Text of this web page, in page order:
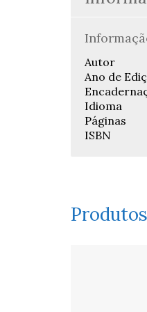
Autor
Ano de
Idioma
Páginas
ISBN